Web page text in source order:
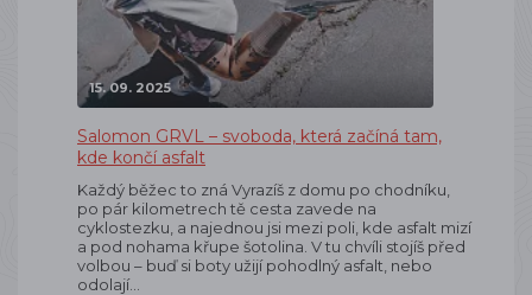
15. 09. 2025
Salomon GRVL – svoboda, která začíná tam,
kde končí asfalt
Každý běžec to zná Vyrazíš z domu po chodníku,
po pár kilometrech tě cesta zavede na
cyklostezku, a najednou jsi mezi poli, kde asfalt mizí
a pod nohama křupe šotolina. V tu chvíli stojíš před
volbou – buď si boty užijí pohodlný asfalt, nebo
odolají…